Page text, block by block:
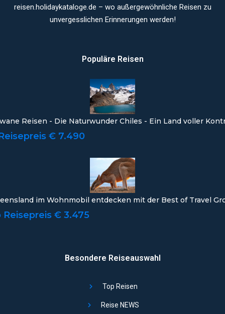
reisen.holidaykataloge.de – wo außergewöhnliche Reisen zu
unvergesslichen Erinnerungen werden!
Populäre Reisen
Reisen - Die Naturwunder Chiles - Ein Land voller
€ 7.490
im Wohnmobil entdecken mit der Best of Travel
Reisepreis € 3.475
Besondere Reiseauswahl
Top Reisen
Reise NEWS